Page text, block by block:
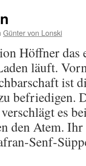
Günter von Lonski
Höffner das
läuft.
ist
befriedigen.
es
den Atem.
Senf-